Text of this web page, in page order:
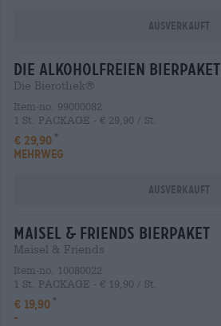
Ausverkauft
die alkoholfreien Bierpaket
Die Bierothek®
Item-no. 99000082
1 St. PACKAGE - € 29,90 / St.
€ 29,90
MEHRWEG
Ausverkauft
maisel & friends Bierpaket
Maisel & Friends
Item-no. 10080022
1 St. PACKAGE - € 19,90 / St.
€ 19,90
-